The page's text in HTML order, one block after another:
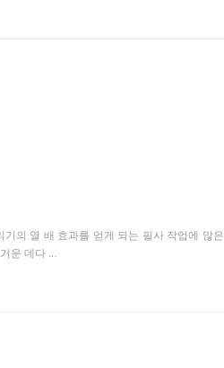
의 열 배 효과를 얻게 되는 필사 작업에 많
운 데다 ...